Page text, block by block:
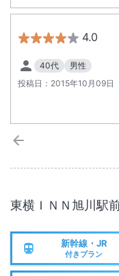
4.0
40代
男性
投稿日： 2015年10月09日
東横ＩＮＮ旭川駅
新幹線・JR
付きプラン